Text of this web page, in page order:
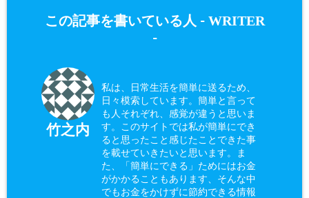
この記事を書いている人 - WRITER
-
竹之内
私は、日常生活を簡単に送るため、
日々模索しています。簡単と言って
も人それぞれ、感覚が違うと思いま
す。このサイトでは私が簡単にでき
ると思ったこと感じたことできた事
を載せていきたいと思います。ま
た、「簡単にできる」ためにはお金
がかかることもあります、そんな中
でもお金をかけずに節約できる情報